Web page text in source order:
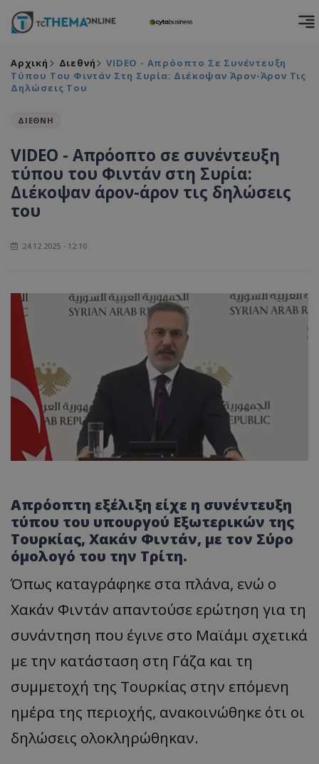
Αρχική Διεθνή
VIDEO - Απρόοπτο Σε Συνέντευξη
Τύπου Του Φιντάν Στη Συρία: Διέκοψαν Άρον-Άρον Τις
Δηλώσεις Του
ΔΙΕΘΝΗ
VIDEO - Απρόοπτο σε συνέντευξη
τύπου του Φιντάν στη Συρία:
Διέκοψαν άρον-άρον τις δηλώσεις
του
24.12.2025 - 12:10
Απρόοπτη εξέλιξη είχε η συνέντευξη
τύπου του υπουργού Εξωτερικών της
Τουρκίας, Χακάν Φιντάν, με τον Σύρο
όμολογό του την Τρίτη.
Όπως καταγράφηκε στα πλάνα, ενώ ο
Χακάν Φιντάν απαντούσε ερώτηση για τη
συνάντηση που έγινε στο Μαϊάμι σχετικά
με την κατάσταση στη Γάζα και τη
συμμετοχή της Τουρκίας στην επόμενη
ημέρα της περιοχής, ανακοινώθηκε ότι οι
δηλώσεις ολοκληρώθηκαν.